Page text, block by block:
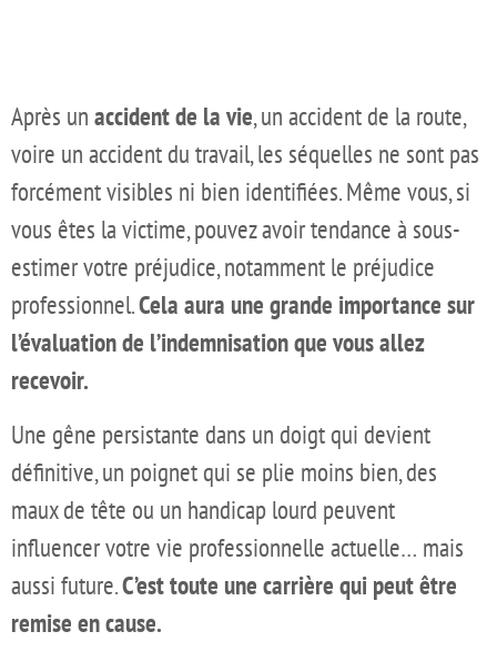
Après un accident de la vie, un accident de la route,
voire un accident du travail, les séquelles ne sont pas
forcément visibles ni bien identifiées. Même vous, si
vous êtes la victime, pouvez avoir tendance à sous-
estimer votre préjudice, notamment le préjudice
professionnel.Cela aura une grande importance sur
l’évaluation de l’indemnisation que vous allez
recevoir.
Une gêne persistante dans un doigt qui devient
définitive, un poignet qui se plie moins bien, des
maux de tête ou un handicap lourd peuvent
influencer votre vie professionnelle actuelle… mais
aussi future.C’est toute une carrière qui peut être
remise en cause.